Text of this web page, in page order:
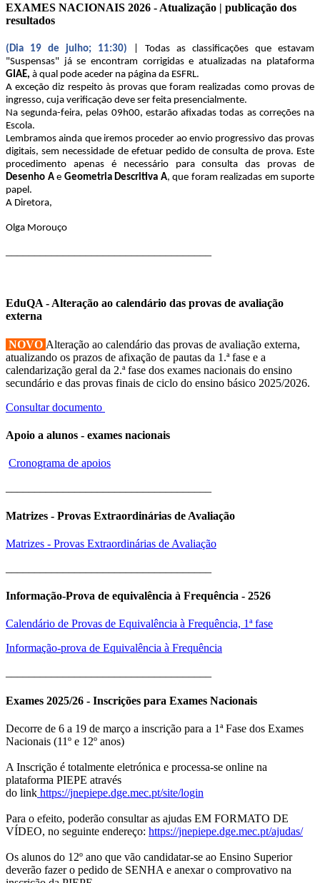
EXAMES NACIONAIS 2026 - Atualização | publicação dos
resultados
(Dia 19 de julho; 11:30)
| Todas as classificações que estavam
"Suspensas" já se encontram corrigidas e atualizadas na plataforma
GIAE, à qual pode aceder na página da ESFRL.
A exceção diz respeito às provas que foram realizadas como provas de
ingresso, cuja verificação deve ser feita presencialmente.
Na segunda-feira, pelas 09h00, estarão afixadas todas as correções na
Escola.
Lembramos ainda que iremos proceder ao envio progressivo das provas
digitais, sem necessidade de efetuar pedido de consulta de prova. Este
procedimento apenas é necessário para consulta das provas de
Desenho Ae Geometria Descritiva A, que foram realizadas em suporte
papel.
A Diretora,
Olga Morouço
EduQA - Alteração ao calendário das provas de avaliação
externa
NOVO Alteração ao calendário das provas de avaliação externa,
atualizando os prazos de afixação de pautas da 1.ª fase e a
calendarização geral da 2.ª fase dos exames nacionais do ensino
secundário e das provas finais de ciclo do ensino básico 2025/2026.
Consultar documento
Apoio a alunos - exames nacionais
Cronograma de apoios
Matrizes - Provas Extraordinárias de Avaliação
Matrizes - Provas Extraordinárias de Avaliação
Informação-Prova de equivalência à Frequência - 2526
Calendário de Provas de Equivalência à Frequência, 1ª fase
Informação-prova de Equivalência à Frequência
Exames 2025/26 - Inscrições para Exames Nacionais
Decorre de 6 a 19 de março a inscrição para a 1ª Fase dos Exames
Nacionais (11º e 12º anos)
A Inscrição é totalmente eletrónica e processa-se online na
plataforma PIEPE através
do link https://jnepiepe.dge.mec.pt/site/login
Para o efeito, poderão consultar as ajudas EM FORMATO DE
VÍDEO, no seguinte endereço: https://jnepiepe.dge.mec.pt/ajudas/
Os alunos do 12º ano que vão candidatar-se ao Ensino Superior
deverão fazer o pedido de SENHA e anexar o comprovativo na